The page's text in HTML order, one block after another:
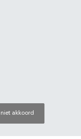
niet akkoord